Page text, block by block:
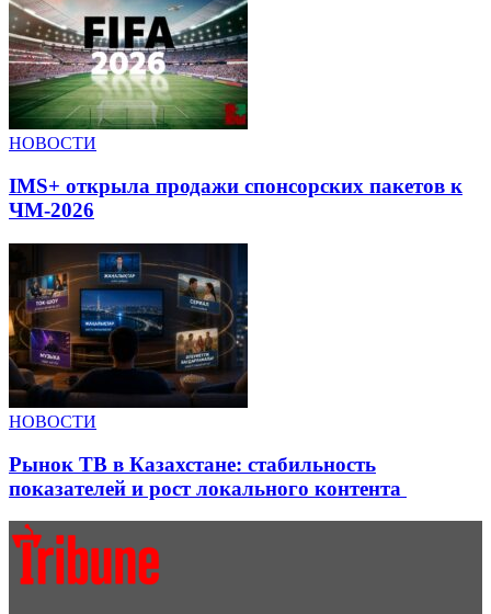
НОВОСТИ
IMS+ открыла продажи спонсорских пакетов к
ЧМ-2026
НОВОСТИ
Рынок ТВ в Казахстане: стабильность
показателей и рост локального контента